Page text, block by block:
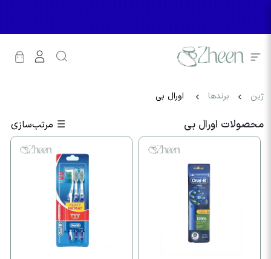
ژین برندها اورال بی
محصولات اورال بی ☰ مرتب‌سازی